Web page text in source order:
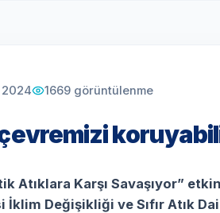
2024 1669 görüntülenme
Atıklara Karşı Savaşıyor”
Değişikliği ve Sıfır Atık